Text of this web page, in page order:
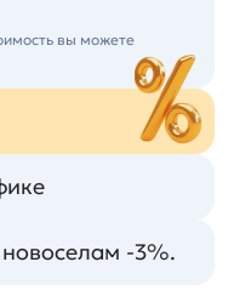
вы можете
-3%.